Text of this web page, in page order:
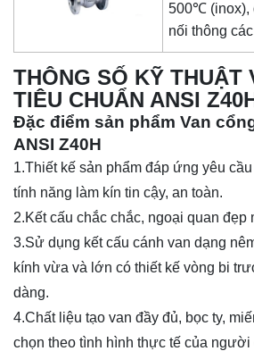
500℃ (inox),
nối thông
THÔNG SỐ KỸ THUẬT
TIÊU CHUẨN ANSI
Đặc điểm sản phẩm Van
ANSI Z40H
1.Thiết kế sản phẩm đáp ứng yêu
tính năng làm kín tin cậy, an toàn.
2.Kết cấu chắc chắc, ngoại quan đẹp
3.Sử dụng kết cấu cánh van dạng
kính vừa và lớn có thiết kế vòng bi
dàng.
4.Chất liệu tạo van đầy đủ, bọc ty,
chọn theo tình hình thực tế của